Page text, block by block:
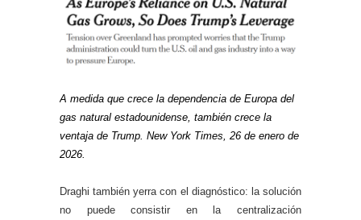
A medida que crece la dependencia de Europa del
gas natural estadounidense, también crece la
ventaja de Trump. New York Times, 26 de enero de
2026.
Draghi también yerra con el diagnóstico: la solución
no puede consistir en la centralización